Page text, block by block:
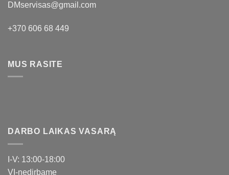
DMservisas@gmail.com
+370 606 68 449
MUS RASITE
DARBO LAIKAS VASARĄ
I-V: 13:00-18:00
VI-nedirbame